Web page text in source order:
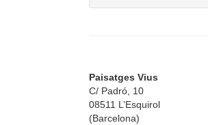
Paisatges Vius
C/ Padró, 10
08511 L’Esquirol
(Barcelona)